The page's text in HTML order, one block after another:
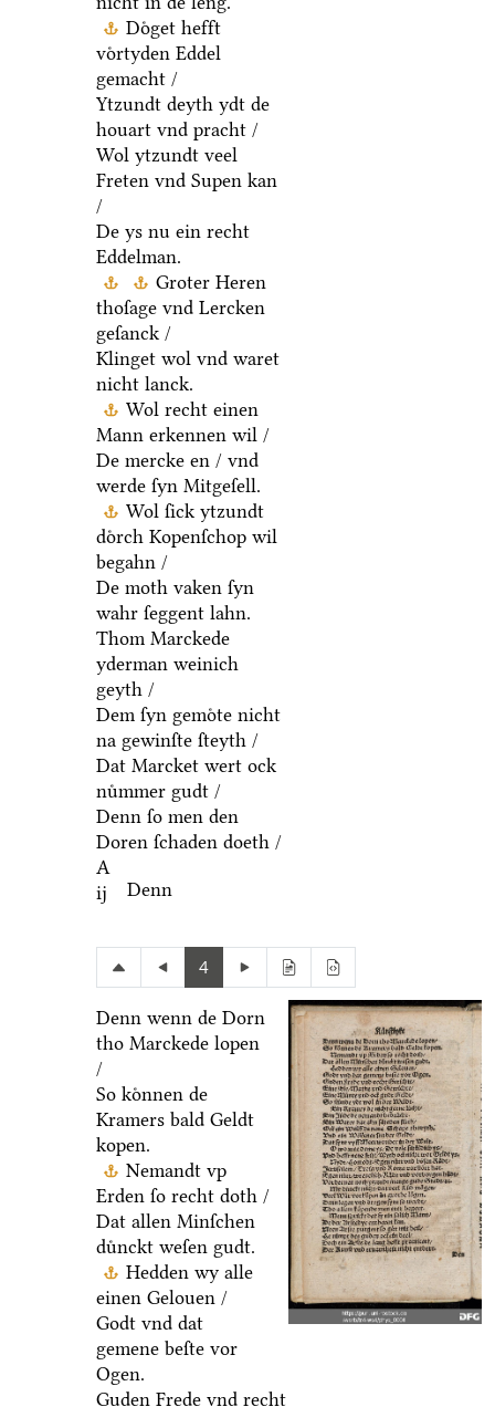
Doͤget hefft
voͤrtyden Eddel
gemacht /
Ytzundt deyth ydt de
houart vnd pracht /
Wol ytzundt veel
Freten vnd Supen kan
/
De ys nu ein recht
Eddelman.
Groter Heren
thoſage vnd Lercken
geſanck /
Klinget wol vnd waret
nicht lanck.
Wol recht einen
Mann erkennen wil /
De mercke en / vnd
werde ſyn Mitgeſell.
Wol ſick ytzundt
doͤrch Kopenſchop wil
begahn /
De moth vaken ſyn
wahr ſeggent lahn.
Thom Marckede
yderman weinich
geyth /
Dem ſyn gemoͤte nicht
na gewinſte ſteyth /
Dat Marcket wert ock
nuͤmmer gudt /
Denn ſo men den
Doren ſchaden doeth /
A
ij
Denn
4
Denn wenn de Dorn
tho Marckede lopen
/
So koͤnnen de
Kramers bald Geldt
kopen.
Nemandt vp
Erden ſo recht doth /
Dat allen Minſchen
duͤnckt weſen gudt.
Hedden wy alle
einen Gelouen /
Godt vnd dat
gemene beſte vor
Ogen.
Guden Frede vnd recht